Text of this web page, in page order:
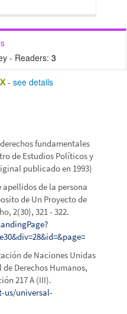
- Readers:3
-see details
fundamentales
de Estudios Políticos y
publicado en 1993)
apellidos de la persona
de Un Proyecto de
2(30), 321 - 322.
de Naciones Unidas
Derechos Humanos,
217 A (III).
us/universal-